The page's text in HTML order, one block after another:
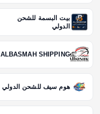
بيت البسمة للشحن
الدولي
ALBASMAH SHIPPING
هوم سيف للشحن الدولي